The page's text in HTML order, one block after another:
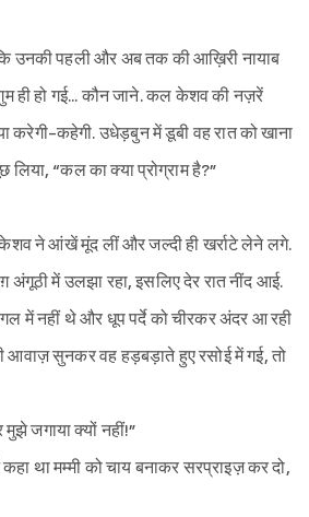
उनकी पहली और अब तक की आख़िरी नायाब
ही हो गई... कौन जाने. कल केशव की नज़रें
करेगी-कहेगी. उधेड़बुन में डूबी वह रात को खाना
“कल का क्या प्रोग्राम है?”
ने आंखें मूंद लीं और जल्दी ही खर्राटे लेने लगे.
अंगूठी में उलझा रहा, इसलिए देर रात नींद आई.
में नहीं थे और धूप पर्दे को चीरकर अंदर आ रही
सुनकर वह हड़बड़ाते हुए रसोई में गई, तो
जगाया क्यों नहीं!”
था मम्मी को चाय बनाकर सरप्राइज़ कर दो,